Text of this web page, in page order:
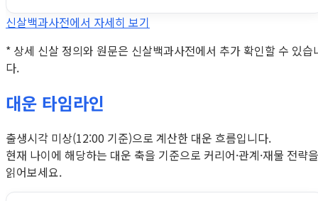
신살백과사전에서 자세히 보기
* 상세 신살 정의와 원문은 신살백과사전에서 추가 확인할 수 있습
다.
대운 타임라인
출생시각 미상(12:00 기준)으로 계산한 대운 흐름입니다.
현재 나이에 해당하는 대운 축을 기준으로 커리어·관계·재물 전략을
읽어보세요.